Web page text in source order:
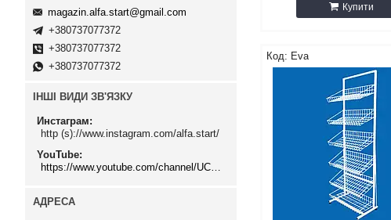
Купити
Eva
magazin.alfa.start@gmail.com
+380737077372
+380737077372
+380737077372
ІНШІ ВИДИ ЗВ'ЯЗКУ
Инстаграм
http (s)://www.instagram.com/alfa.start/
YouTube